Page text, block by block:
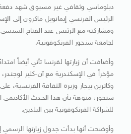
دبلوماسي وثقافي غير مسبوق شهد دفعة
الرئيس الفرنسي إيمانويل ماكرون إلى
ومشاركته مع الرئيس عبد الفتاح السيسي
لجامعة سنجور الفرنكوفونية.
وأضافت أن زيارتها لفرنسا تأتي أيضاً
مؤخراً في الإسكندرية مع آن-كلير لوجندر،
وكاترين بيجار وزيرة الثقافة الفرنسية،
سنجور، منوهة بأن هذا الحدث الأكاديمي
للشراكة الفرنكوفونية بين البلدين.
وأوضحت أنها بدأت جدول زيارتها الرسمي